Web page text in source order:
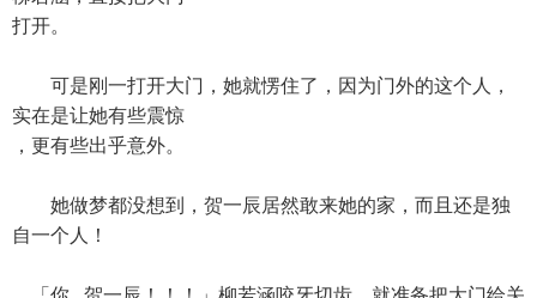
打开。
可是刚一打开大门，她就愣住了，因为门外的这个人，
实在是让她有些震惊
，更有些出乎意外。
她做梦都没想到，贺一辰居然敢来她的家，而且还是独
自一个人！